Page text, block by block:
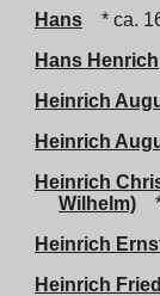
Hans
* ca.
Hans Henrich
Heinrich
Heinrich
Heinrich
Wilhelm)
Heinrich
Heinrich